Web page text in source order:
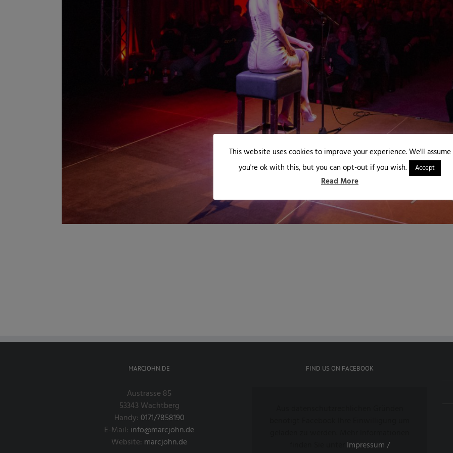
MARCJOHN.DE
Austrasse 85
53343 Wachtberg
Handy: 0171/7858190
E-Mail: info@marcjohn.de
Website: marcjohn.de
FIND US ON FACEBOOK
Impressum /
This website uses cookies to improve your experience. We'll assume
you're ok with this, but you can opt-out if you wish.
Accept
Read More